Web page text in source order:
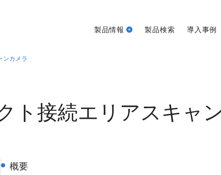
製品情報 製品検索 導入事例
ンカメラ
ト接続エリアスキャ
概要